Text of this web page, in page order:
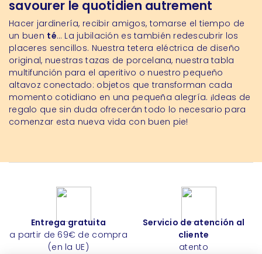
savourer le quotidien autrement
Hacer jardinería, recibir amigos, tomarse el tiempo de
un buen té… La jubilación es también redescubrir los
placeres sencillos. Nuestra tetera eléctrica de diseño
original, nuestras tazas de porcelana, nuestra tabla
multifunción para el aperitivo o nuestro pequeño
altavoz conectado: objetos que transforman cada
momento cotidiano en una pequeña alegría. ¡Ideas de
regalo que sin duda ofrecerán todo lo necesario para
comenzar esta nueva vida con buen pie!
Entrega gratuita
a partir de 69€ de compra
(en la UE)
Servicio de atención al
cliente
atento